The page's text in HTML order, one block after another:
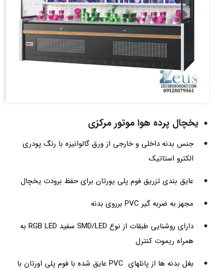
یخچال پرده هوا موتور مرکزی
جنس بدنه داخلی و خارجی از ورق گالوانیزه با رنگ پودری
الکترو استاتیک
عایق بندی تزریق فوم پلی یورتان برای حفظ برودت یخچال
مجهز به ضربه گیر PVC برروی بدنه
دارای روشنایی طبقات از نوع SMD/LED سفید RGB LED به
همراه ریموت کنترل
بغل بدنه ها از پانلهای PVC عایق شده با فوم پلی اورتان با